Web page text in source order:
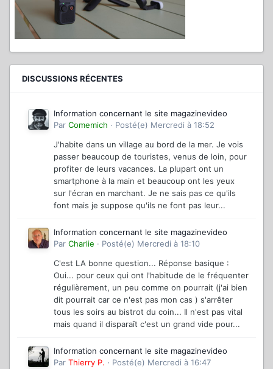
DISCUSSIONS RÉCENTES
Information concernant le site magazinevideo
Par Comemich · Posté(e) Mercredi à 18:52
J'habite dans un village au bord de la mer. Je vois
passer beaucoup de touristes, venus de loin, pour
profiter de leurs vacances. La plupart ont un
smartphone à la main et beaucoup ont les yeux
sur l'écran en marchant. Je ne sais pas ce qu'ils
font mais je suppose qu'ils ne font pas leur...
Information concernant le site magazinevideo
Par Charlie · Posté(e) Mercredi à 18:10
C'est LA bonne question... Réponse basique :
Oui... pour ceux qui ont l'habitude de le fréquenter
régulièrement, un peu comme on pourrait (j'ai bien
dit pourrait car ce n'est pas mon cas ) s'arrêter
tous les soirs au bistrot du coin... Il n'est pas vital
mais quand il disparaît c'est un grand vide pour...
Information concernant le site magazinevideo
Par Thierry P. · Posté(e) Mercredi à 16:47